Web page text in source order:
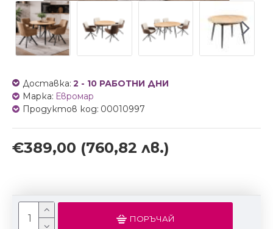
€389,00 (760,82 лв.)
Доставка: 2 - 10 РАБОТНИ ДНИ
Марка: Евромар
Продуктов код: 00010997
ПОРЪЧАЙ